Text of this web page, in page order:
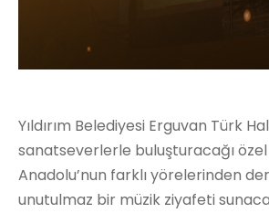
Yıldırım Belediyesi Erguvan Türk
sanatseverlerle buluşturacağı
Anadolu’nun farklı yörelerinden
unutulmaz bir müzik ziyafeti